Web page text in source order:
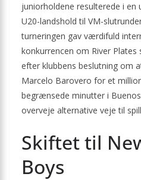
juniorholdene resulterede i en
U20-landshold til VM-
turneringen gav værdifuld
konkurrencen om River
efter klubbens beslutning om
Marcelo Barovero for et
begrænsede minutter i
overveje alternative veje til
Skiftet til
Boys